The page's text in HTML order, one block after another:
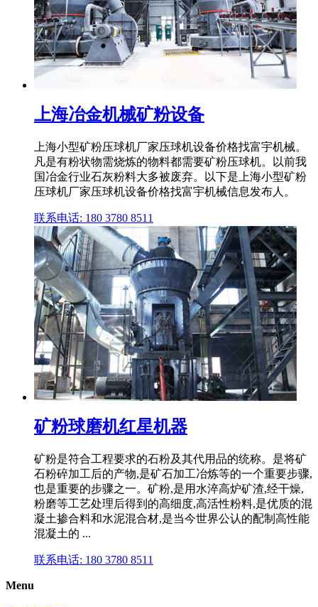
上海冶金机械矿粉设备
上海小型矿粉压球机厂家压球机设备价格找富宇机械。
凡是有粉状物需烧炼的物料都需要矿粉压球机。以前我
国冶金行业石灰粉料大多被废弃。以下是上海小型矿粉
压球机厂家压球机设备价格找富宇机械信息发布人。
联系电话: 180 3780 8511
矿粉球磨机红星机器
矿粉是符合工程要求的石粉及其代用品的统称。是将矿
石粉碎加工后的产物,是矿石加工冶炼等的一个重要步骤,
也是重要的步骤之一。矿粉,是用水淬高炉矿渣,经干燥,
粉磨等工艺处理后得到的高细度,高活性粉料,是优质的混
凝土掺合料和水泥混合材,是当今世界公认的配制高性能
混凝土的 ...
联系电话: 180 3780 8511
Menu